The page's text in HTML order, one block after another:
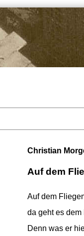
Christian
Auf dem
Auf dem
da geht es dem
Denn was er